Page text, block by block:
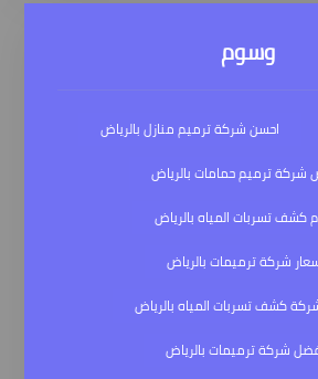
وسوم
احسن شركة ترميم منازل بالرياض
شركة ترميم حمامات بالرياض
كشف تسربات المياه بالرياض
شركة ترميمات بالرياض
كشف تسربات المياه بالرياض
شركة ترميمات بالرياض